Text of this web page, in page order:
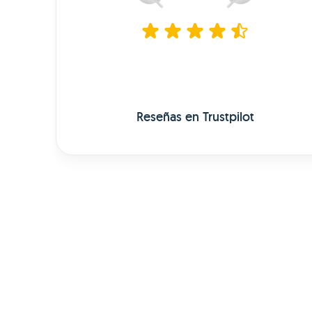
Reseñas en Trustpilot